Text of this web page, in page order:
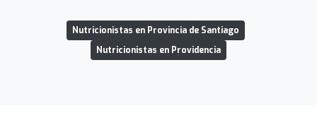
Nutricionistas en Provincia de Santiago
Nutricionistas en Providencia